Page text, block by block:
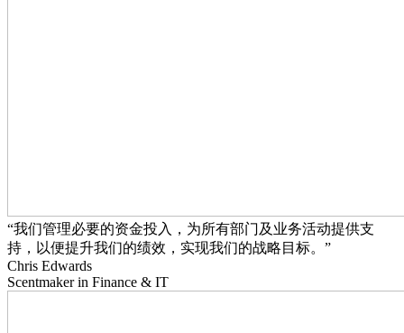
“我们管理必要的资金投入，为所有部门及业务活动提供支
持，以便提升我们的绩效，实现我们的战略目标。”
Chris Edwards
Scentmaker in Finance & IT